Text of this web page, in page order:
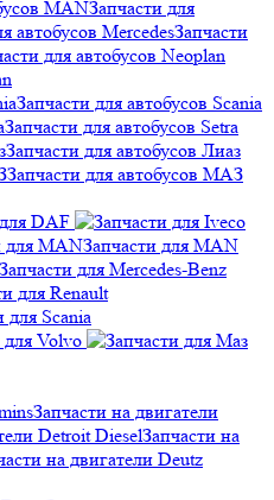
Запчасти для
Запчасти
Запчасти для автобусов Scania
Запчасти для автобусов Setra
Запчасти для автобусов Лиаз
Запчасти для автобусов МАЗ
DAF
Запчасти для MAN
Запчасти для Mercedes-Benz
для Renault
для Scania
для Volvo
Запчасти на двигатели
Запчасти на